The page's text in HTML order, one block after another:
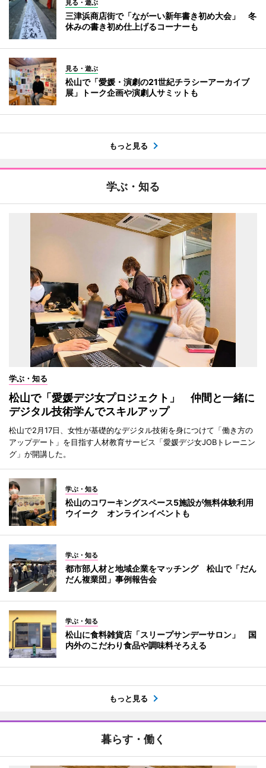
見る・遊ぶ
三津浜商店街で「ながーい新年書き初め大会」 冬
休みの書き初め仕上げるコーナーも
見る・遊ぶ
松山で「愛媛・演劇の21世紀チラシーアーカイブ
展」トーク企画や演劇人サミットも
もっと見る
学ぶ・知る
学ぶ・知る
松山で「愛媛デジ女プロジェクト」 仲間と一緒に
デジタル技術学んでスキルアップ
松山で2月17日、女性が基礎的なデジタル技術を身につけて「働き方の
アップデート」を目指す人材教育サービス「愛媛デジ女JOBトレーニン
グ」が開講した。
学ぶ・知る
松山のコワーキングスペース5施設が無料体験利用
ウイーク オンラインイベントも
学ぶ・知る
都市部人材と地域企業をマッチング 松山で「だん
だん複業団」事例報告会
学ぶ・知る
松山に食料雑貨店「スリープサンデーサロン」 国
内外のこだわり食品や調味料そろえる
もっと見る
暮らす・働く